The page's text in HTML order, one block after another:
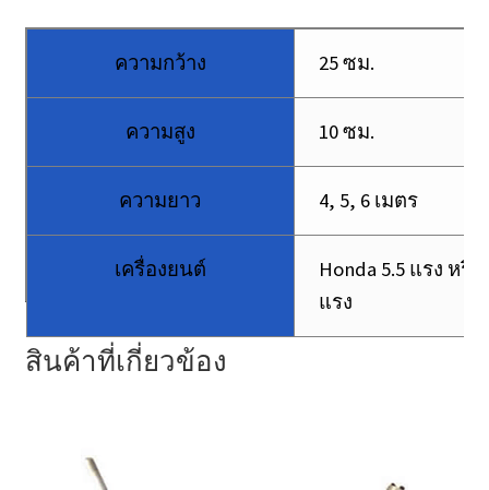
ความกว้าง 25 ซม.
ความสูง 10 ซม.
ความยาว 4, 5, 6 เมตร
เครื่องยนต์
Honda 5.5 แรง หรือ
แรง
สินค้าที่เกี่ยวข้อง